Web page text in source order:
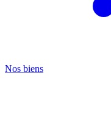
Nos biens